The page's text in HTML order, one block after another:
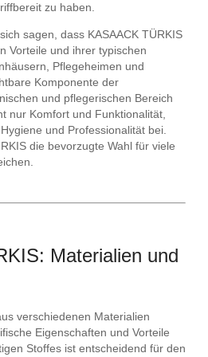
zu haben.
sagen, dass KASAACK TÜRKIS
Vorteile und ihrer typischen
Pflegeheimen und
Komponente der
und pflegerischen Bereich
nur Komfort und Funktionalität,
und Professionalität bei.
die bevorzugte Wahl für viele
Materialien und
verschiedenen Materialien
Eigenschaften und Vorteile
Stoffes ist entscheidend für den